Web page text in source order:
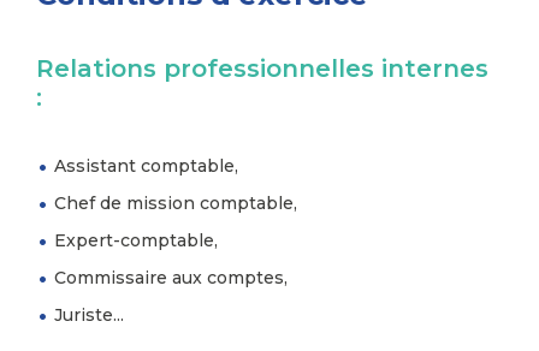
Relations professionnelles internes
:
Assistant comptable,
Chef de mission comptable,
Expert-comptable,
Commissaire aux comptes,
Juriste...